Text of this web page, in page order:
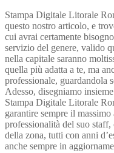
Stampa Digitale Litorale
questo nostro articolo, e
cui avrai certamente
servizio del genere, valido
nella capitale saranno
quella più adatta a te, ma
professionale, guardandola
Adesso, disegniamo
Stampa Digitale Litorale
garantire sempre il
professionalità del suo
della zona, tutti con anni
anche sempre in